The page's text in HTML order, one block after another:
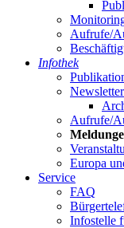
Auf­ru­fe/
In­fo­thek
Newslet­ter
Auf­ru­fe/
Eu­ro­pa
Ser­vice
FAQ
In­fo­stel­le